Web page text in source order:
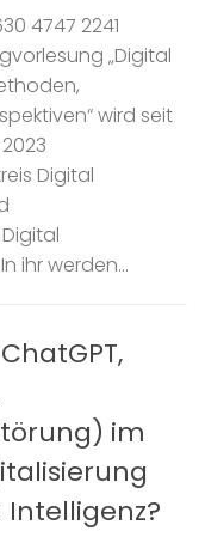
4747 2241
„Digital
wird seit
Digital
ihr werden...
im